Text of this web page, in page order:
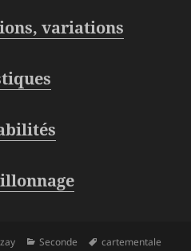
variations
Catégories
Seconde
Mots-
cartementale